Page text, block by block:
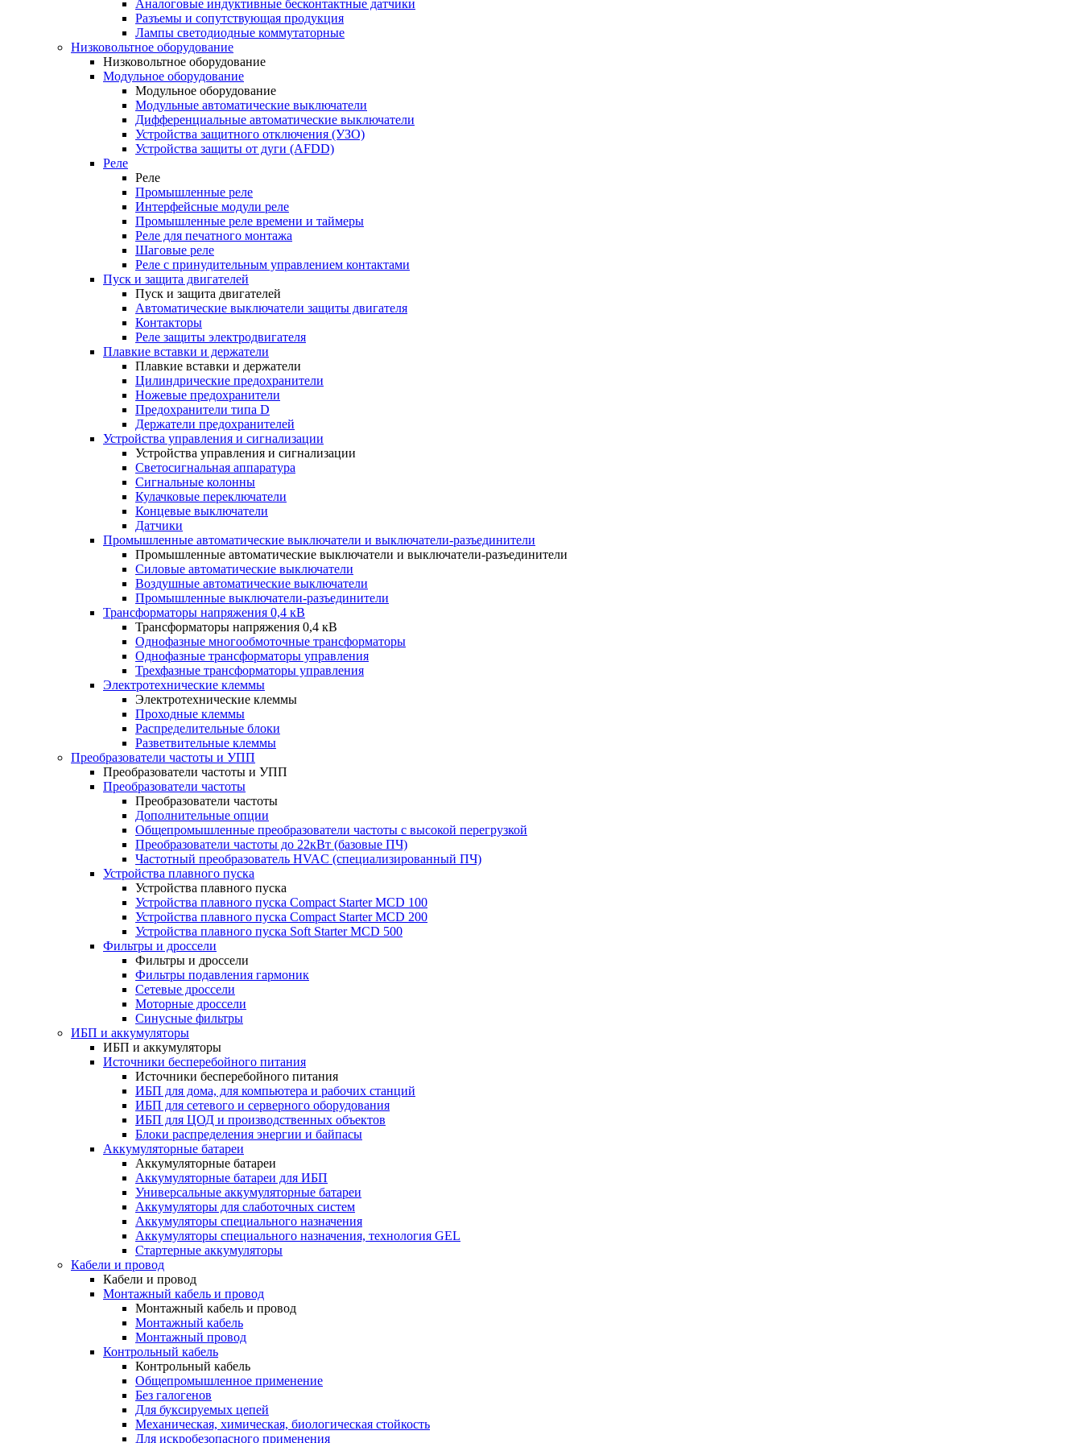
Аналоговые индуктивные бесконтактные датчики
Разъемы и сопутствующая продукция
Лампы светодиодные коммутаторные
Низковольтное оборудование
Низковольтное оборудование
Модульное оборудование
Модульное оборудование
Модульные автоматические выключатели
Дифференциальные автоматические выключатели
Устройства защитного отключения (УЗО)
Устройства защиты от дуги (AFDD)
Реле
Реле
Промышленные реле
Интерфейсные модули реле
Промышленные реле времени и таймеры
Реле для печатного монтажа
Шаговые реле
Реле с принудительным управлением контактами
Пуск и защита двигателей
Пуск и защита двигателей
Автоматические выключатели защиты двигателя
Контакторы
Реле защиты электродвигателя
Плавкие вставки и держатели
Плавкие вставки и держатели
Цилиндрические предохранители
Ножевые предохранители
Предохранители типа D
Держатели предохранителей
Устройства управления и сигнализации
Устройства управления и сигнализации
Светосигнальная аппаратура
Сигнальные колонны
Кулачковые переключатели
Концевые выключатели
Датчики
Промышленные автоматические выключатели и выключатели-разъединители
Промышленные автоматические выключатели и выключатели-разъединители
Силовые автоматические выключатели
Воздушные автоматические выключатели
Промышленные выключатели-разъединители
Трансформаторы напряжения 0,4 кВ
Трансформаторы напряжения 0,4 кВ
Однофазные многообмоточные трансформаторы
Однофазные трансформаторы управления
Трехфазные трансформаторы управления
Электротехнические клеммы
Электротехнические клеммы
Проходные клеммы
Распределительные блоки
Разветвительные клеммы
Преобразователи частоты и УПП
Преобразователи частоты и УПП
Преобразователи частоты
Преобразователи частоты
Дополнительные опции
Общепромышленные преобразователи частоты с высокой перегрузкой
Преобразователи частоты до 22кВт (базовые ПЧ)
Частотный преобразователь HVAC (специализированный ПЧ)
Устройства плавного пуска
Устройства плавного пуска
Устройства плавного пуска Compact Starter MCD 100
Устройства плавного пуска Compact Starter MCD 200
Устройства плавного пуска Soft Starter MCD 500
Фильтры и дроссели
Фильтры и дроссели
Фильтры подавления гармоник
Сетевые дроссели
Моторные дроссели
Синусные фильтры
ИБП и аккумуляторы
ИБП и аккумуляторы
Источники бесперебойного питания
Источники бесперебойного питания
ИБП для дома, для компьютера и рабочих станций
ИБП для сетевого и серверного оборудования
ИБП для ЦОД и производственных объектов
Блоки распределения энергии и байпасы
Аккумуляторные батареи
Аккумуляторные батареи
Аккумуляторные батареи для ИБП
Универсальные аккумуляторные батареи
Аккумуляторы для слаботочных систем
Аккумуляторы специального назначения
Аккумуляторы специального назначения, технология GEL
Стартерные аккумуляторы
Кабели и провод
Кабели и провод
Монтажный кабель и провод
Монтажный кабель и провод
Монтажный кабель
Монтажный провод
Контрольный кабель
Контрольный кабель
Общепромышленное применение
Без галогенов
Для буксируемых цепей
Механическая, химическая, биологическая стойкость
Для искробезопасного применения